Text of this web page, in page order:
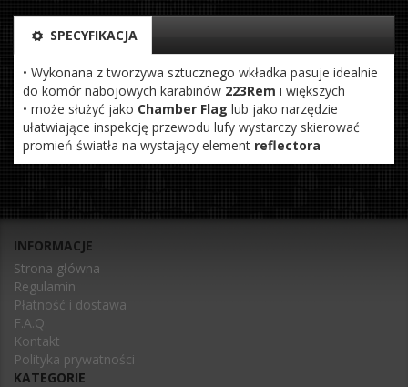
SPECYFIKACJA
• Wykonana z tworzywa sztucznego wkładka pasuje idealnie
do komór nabojowych karabinów 223Rem i większych
• może służyć jako Chamber Flag lub jako narzędzie
ułatwiające inspekcję przewodu lufy wystarczy skierować
promień światła na wystający element reflectora
INFORMACJE
Strona główna
Regulamin
Płatność i dostawa
F.A.Q.
Kontakt
Polityka prywatności
KATEGORIE